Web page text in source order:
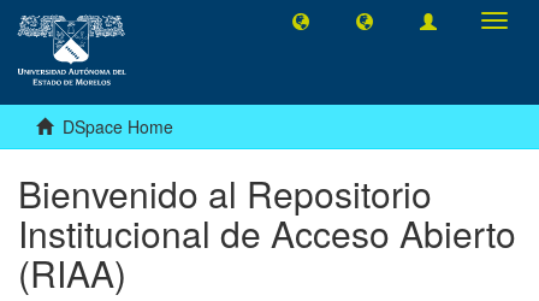
DSpace Home
Bienvenido al Repositorio
Institucional de Acceso Abierto
(RIAA)